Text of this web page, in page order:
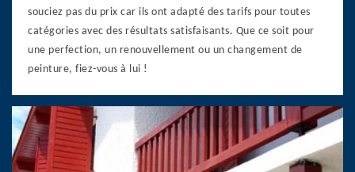
souciez pas du prix car ils ont adapté des tarifs pour toutes
catégories avec des résultats satisfaisants. Que ce soit pour
une perfection, un renouvellement ou un changement de
peinture, fiez-vous à lui !